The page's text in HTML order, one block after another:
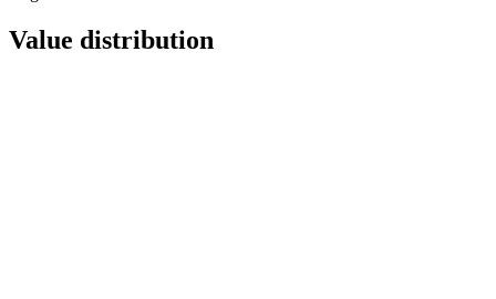
Value distribution